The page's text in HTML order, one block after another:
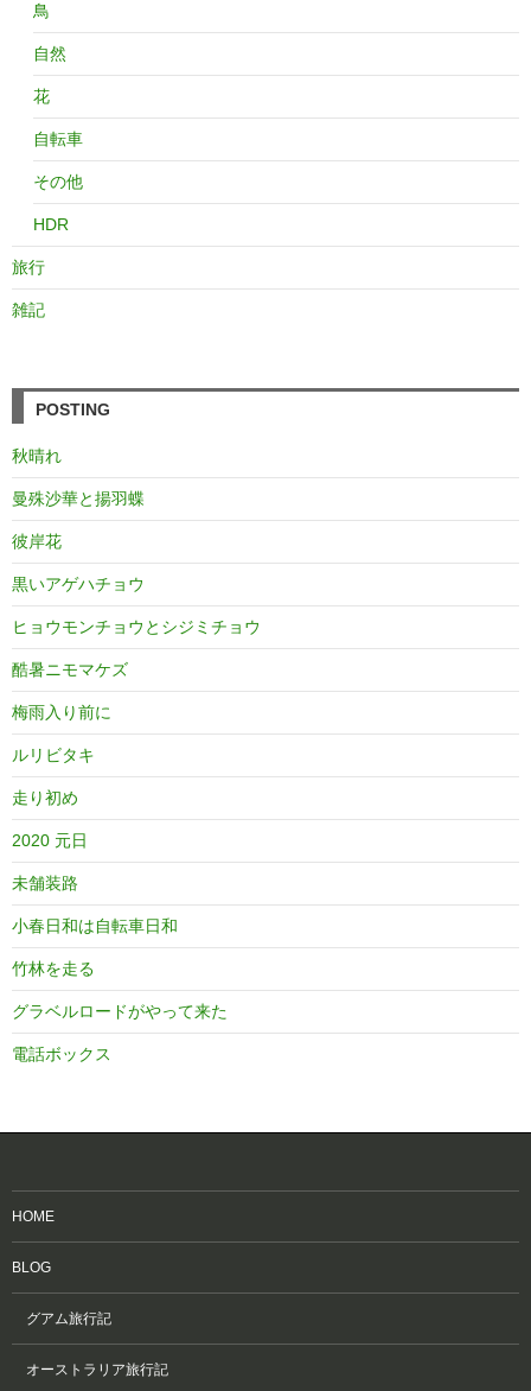
鳥
自然
花
自転車
その他
HDR
旅行
雑記
POSTING
秋晴れ
曼殊沙華と揚羽蝶
彼岸花
黒いアゲハチョウ
ヒョウモンチョウとシジミチョウ
酷暑ニモマケズ
梅雨入り前に
ルリビタキ
走り初め
2020 元日
未舗装路
小春日和は自転車日和
竹林を走る
グラベルロードがやって来た
電話ボックス
HOME
BLOG
グアム旅行記
オーストラリア旅行記